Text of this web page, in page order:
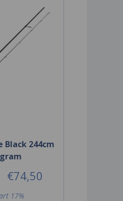
Black 244cm
€74,50
17%